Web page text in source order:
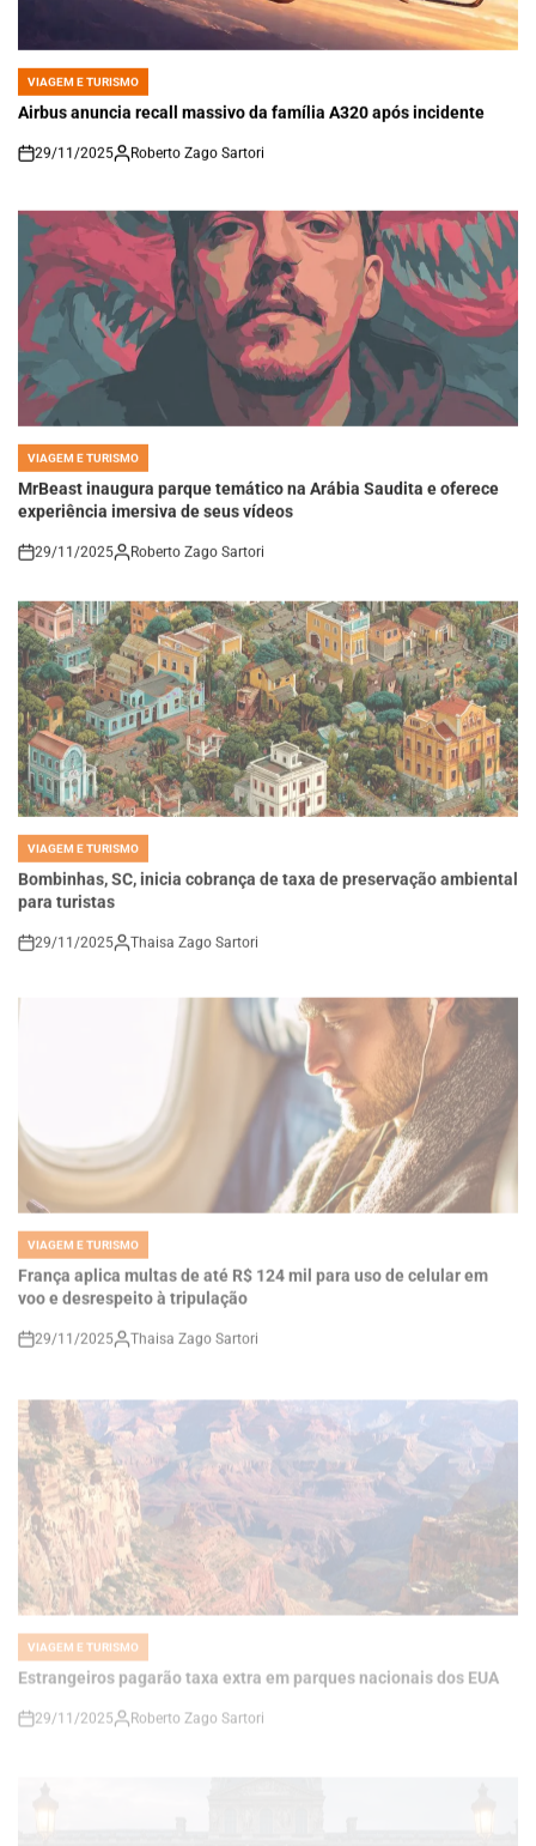
POSTED
IN
VIAGEM E TURISMO
Airbus anuncia recall massivo da família A320 após incidente
on
29/11/2025 Roberto Zago Sartori
POSTED
INMrBeast inaugura parque temático na Arábia Saudita e oferece
experiência imersiva de seus vídeos
POSTED
IN
VIAGEM E TURISMO
Bombinhas, SC, inicia cobrança de taxa de preservação ambiental
para turistas
on
29/11/2025
IN
França aplica multas de até R$ 124 mil para uso de celular em
voo e desrespeito à tripulação
29/11/2025 Thaisa Zago Sartori
POSTED
IN
VIAGEM E TURISMO
Estrangeiros pagarão taxa extra em parques nacionais dos EUA
on
29/11/2025 Roberto Zago Sartori